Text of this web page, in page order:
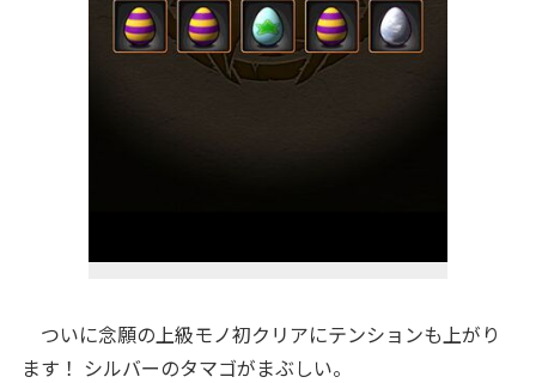
ついに念願の上級モノ初クリアにテンションも上がり
ます！ シルバーのタマゴがまぶしい。